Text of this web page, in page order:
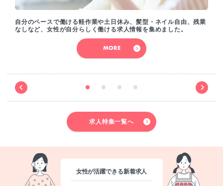
自分のペースで働ける軽作業や土日休み、髪型・ネイル自由、残業
なしなど、女性が自分らしく働ける求人情報を集めました。
MORE
求人特集一覧へ
女性が活躍できる新着求人